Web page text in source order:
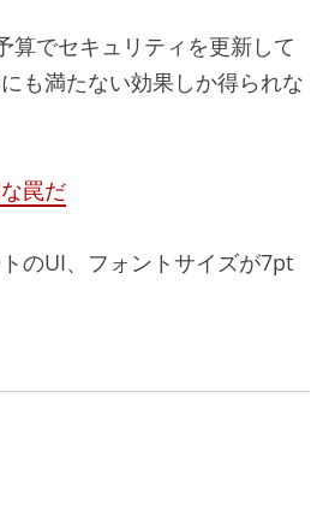
算でセキュリティを更新して
も満たない効果しか得られな
罠だ
のUI、フォントサイズが7pt